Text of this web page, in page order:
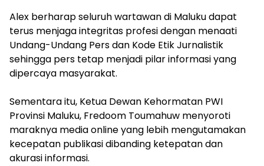
‎Alex berharap seluruh wartawan di Maluku dapat
terus menjaga integritas profesi dengan menaati
Undang-Undang Pers dan Kode Etik Jurnalistik
sehingga pers tetap menjadi pilar informasi yang
dipercaya masyarakat.
Sementara itu, Ketua Dewan Kehormatan PWI
Provinsi Maluku, Fredoom Toumahuw menyoroti
maraknya media online yang lebih mengutamakan
kecepatan publikasi dibanding ketepatan dan
akurasi informasi.